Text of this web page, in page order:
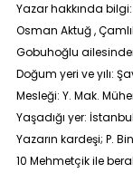
Yazar hakkında bilgi:
Osman Aktuğ ,
Gobuhoğlu
Doğum yeri ve yılı:
Mesleği: Y. Mak.
Yaşadığı yer:
Yazarın kardeşi; P.
10 Mehmetçik ile